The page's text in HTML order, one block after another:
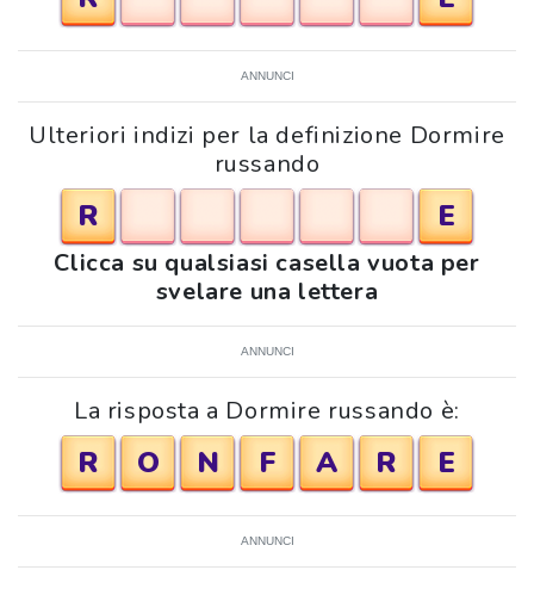
ANNUNCI
Ulteriori indizi per la definizione Dormire
russando
R E
Clicca su qualsiasi casella vuota per
svelare una lettera
ANNUNCI
La risposta a Dormire russando è:
R O N F A R E
ANNUNCI